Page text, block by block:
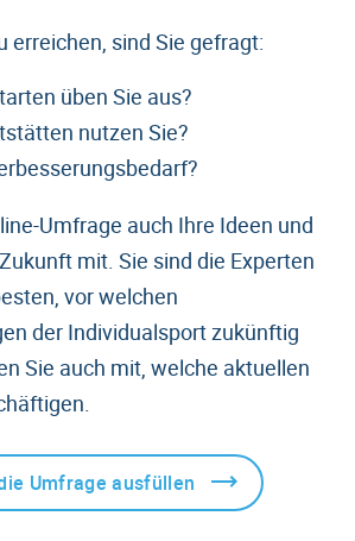
erreichen, sind Sie gefragt:
üben Sie aus?
nutzen Sie?
Umfrage auch Ihre Ideen und
mit. Sie sind die Experten
vor welchen
der Individualsport zukünftig
Sie auch mit, welche aktuellen
Umfrage ausfüllen